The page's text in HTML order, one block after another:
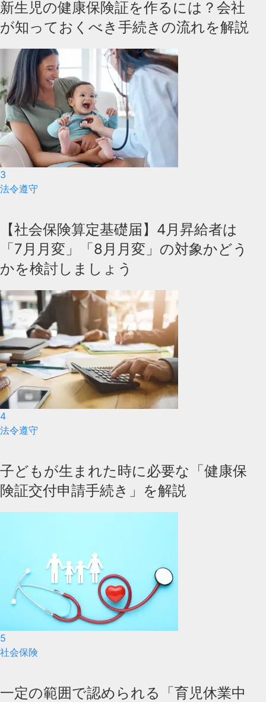
新生児の健康保険証を作るには？会社
が知っておくべき手続きの流れを解説
3
法令遵守
【社会保険算定基礎届】4月昇給者は
「7月月変」「8月月変」の対象かどう
かを検討しましょう
4
法令遵守
子どもが生まれた時に必要な「健康保
険証交付申請手続き」を解説
5
社会保険
一定の範囲で認められる「育児休業中